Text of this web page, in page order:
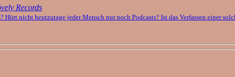
Records
nicht heutzutage jeder Mensch nur noch Podcasts? Ist das Verfassen einer